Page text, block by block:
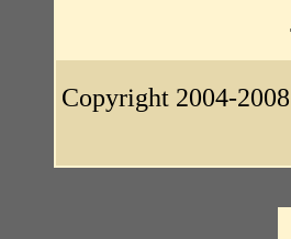
Copyright 2004-2008